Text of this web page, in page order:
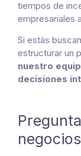
tiempos de
empresariales
Si estás
estructurar un
nuestro
decisiones